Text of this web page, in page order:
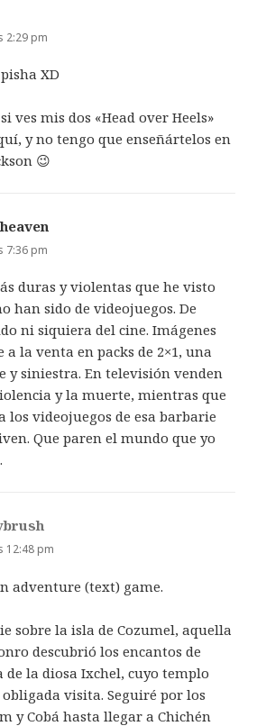
2:29 pm
XD
ves mis dos «Head over Heels»
y no tengo que enseñártelos en
😉
7:36 pm
duras y violentas que he visto
han sido de videojuegos. De
ni siquiera del cine. Imágenes
la venta en packs de 2×1, una
y siniestra. En televisión venden
y la muerte, mientras que
los videojuegos de esa barbarie
Que paren el mundo que yo
12:48 pm
adventure (text) game.
sobre la isla de Cozumel, aquella
descubrió los encantos de
de la diosa Ixchel, cuyo templo
visita. Seguiré por los
y Cobá hasta llegar a Chichén